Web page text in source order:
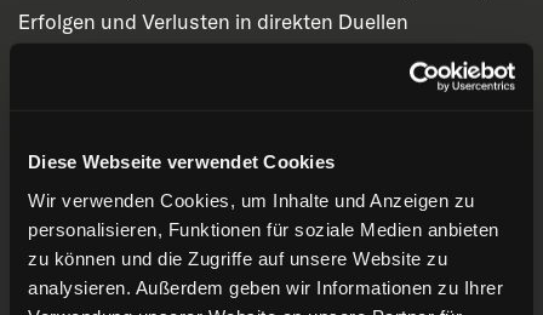
Diese Webseite verwendet Cookies
Wir verwenden Cookies, um Inhalte und Anzeigen zu
personalisieren, Funktionen für soziale Medien anbieten
zu können und die Zugriffe auf unsere Website zu
analysieren. Außerdem geben wir Informationen zu Ihrer
Erfolgen und Verlusten in direkten Duellen
gegeneinander ab. Ähnlich könnte man die laufende
Saison für das Team von Tom Pokel beschreiben. Zwar
Gepäck nach Düsseldorf, blickt man aber auf die
starke Spielzeit 2019/20, läuft man den eigenen
Erwartungen mit Platz elf noch hinterher.
Hauptproblem: Auswärts gelang den Tigers bislang nur
ein einziger Sieg – immerhin in Köln. Während